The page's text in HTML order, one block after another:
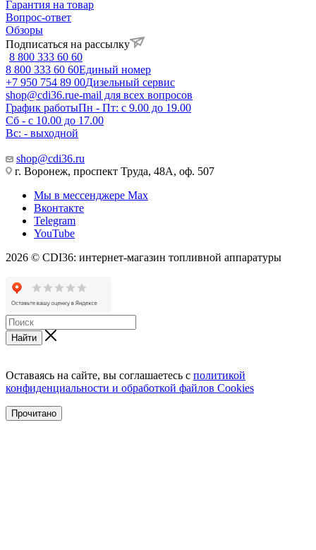
Гарантия на товар
Вопрос-ответ
Обзоры
Подписаться на рассылку
8 800 333 60 60
8 800 333 60 60Единый номер
+7 950 754 89 00Дизельный сервис
shop@cdi36.rue-mail для всех вопросов
График работыПн - Пт: с 9.00 до 19.00
Сб - с 10.00 до 17.00
Вс: - выходной
shop@cdi36.ru
г. Воронеж, проспект Труда, 48А, оф. 507
Мы в мессенджере Max
Вконтакте
Telegram
YouTube
2026 © CDI36: интернет-магазин топливной аппаратуры
Найти
Оставаясь на сайте, вы соглашаетесь с политикой
конфиденциальности и обработкой файлов Cookies
Прочитано